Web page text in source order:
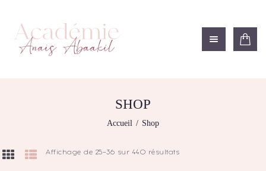
SHOP
Accueil Shop
ACADÉMIE ANAÏS ABAAKIL
Formation et shop Indigo
NOS FORMATIONS
BOUTIQUE
Affichage de 25–36 sur 440 résultats